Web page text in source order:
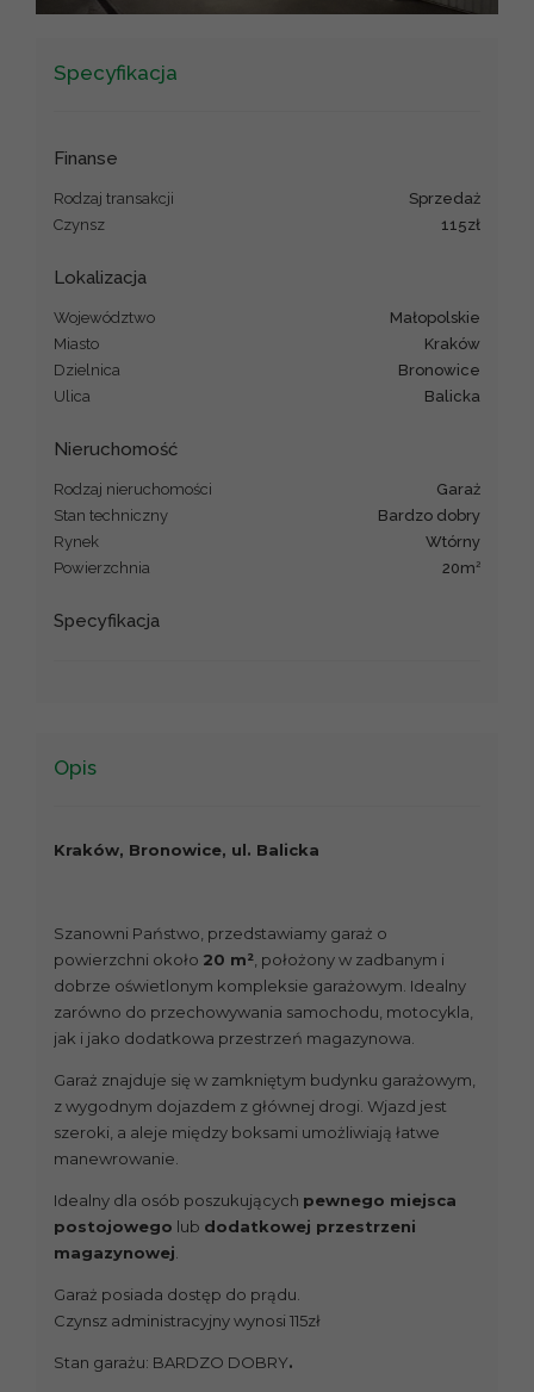
contributors © CARTO
Specyfikacja
Finanse
Rodzaj transakcji
sprzedaż
Czynsz
115zł
Lokalizacja
Województwo
małopolskie
Miasto
Kraków
Dzielnica
Bronowice
Ulica
Balicka
Nieruchomość
Rodzaj nieruchomości
garaż
Stan techniczny
Bardzo dobry
Rynek
Wtórny
Powierzchnia
20m 2
Specyfikacja
Opis
Kraków, Bronowice, ul. Balicka
Szanowni Państwo, przedstawiamy garaż o
powierzchni około 20 m² , położony w zadbanym i
dobrze oświetlonym kompleksie garażowym. Idealny
zarówno do przechowywania samochodu, motocykla,
jak i jako dodatkowa przestrzeń magazynowa.
Garaż znajduje się w zamkniętym budynku garażowym,
z wygodnym dojazdem z głównej drogi. Wjazd jest
szeroki, a aleje między boksami umożliwiają łatwe
manewrowanie.
Idealny dla osób poszukujących pewnego miejsca
postojowego lub dodatkowej przestrzeni
magazynowej
Garaż posiada dostęp do prądu.
Czynsz administracyjny wynosi 115zł
Stan garażu: BARDZO DOBRY.